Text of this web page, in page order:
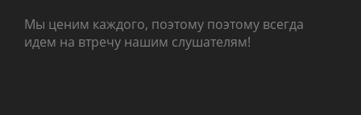
Мы ценим каждого, поэтому поэтому всегда
идем на втречу нашим слушателям!